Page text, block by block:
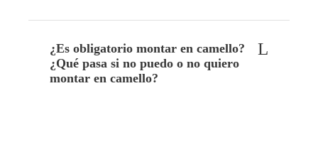
¿Es obligatorio montar en camello?
¿Qué pasa si no puedo o no quiero
montar en camello?